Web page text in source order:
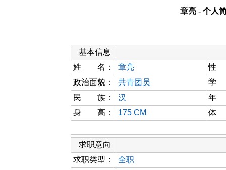
章亮 - 个人
基本信息
姓 名：
章亮
性
政治面貌：
共青团员
学
民 族：
汉
年
身 高：
175 CM 体
求职意向
求职类型：
全职